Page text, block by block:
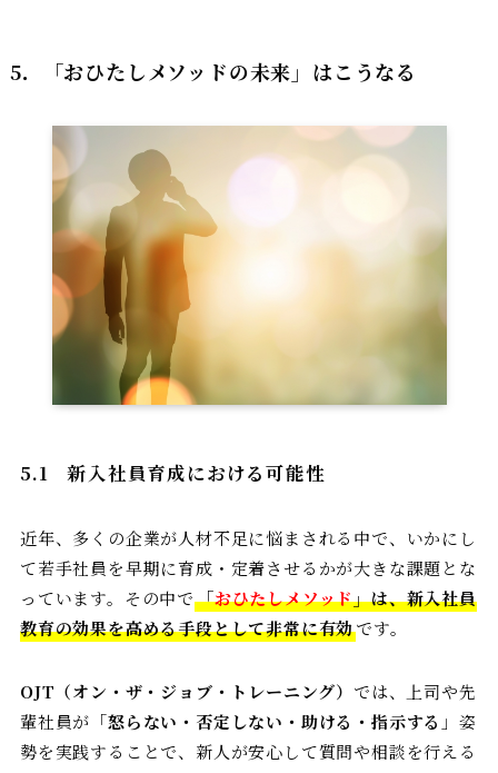
5．「おひたしメソッドの未来」 はこうなる
5.1新入社員育成における可能性
近年、多くの企業が人材不足に悩まされる中で、いかにし
て若手社員を早期に育成・定着させるかが大きな課題とな
っています。その中で「おひたしメソッド」は、新入社員
教育の効果を高める手段として非常に有効です。
OJT（オン・ザ・ジョブ・トレーニング） では、上司や先
輩社員が「怒らない・否定しない・助ける・指示する 」姿
勢を実践することで、新人が安心して質問や相談を行える